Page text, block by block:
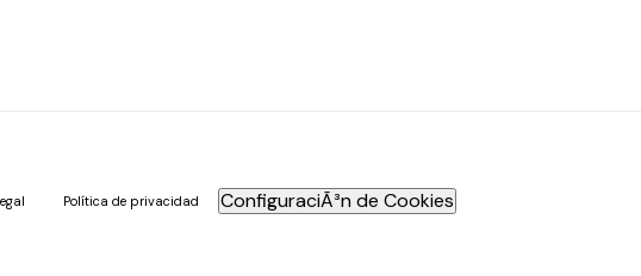
Política de privacidad ConfiguraciÃ³n de Cookies